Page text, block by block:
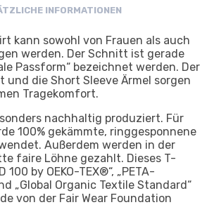
INFORMATIONEN
kann sowohl von Frauen als auch
werden. Der Schnitt ist gerade
Passform“ bezeichnet werden. Der
und die Short Sleeve Ärmel sorgen
Tragekomfort.
nachhaltig produziert. Für
100% gekämmte, ringgesponnene
Außerdem werden in der
faire Löhne gezahlt. Dieses T-
100 by OEKO-TEX®“, „PETA-
„Global Organic Textile Standard“
von der Fair Wear Foundation